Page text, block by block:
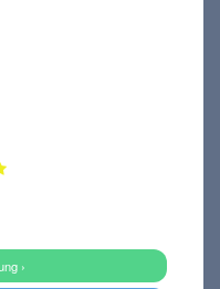
›